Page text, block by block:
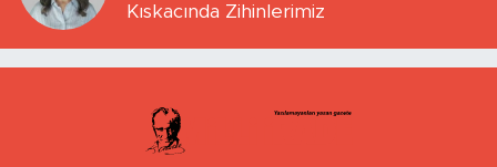
Kıskacında Zihinlerimiz